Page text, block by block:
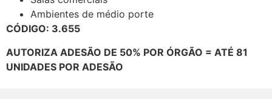
Ambientes de médio porte
CÓDIGO: 3.655
AUTORIZA ADESÃO DE 50% POR ÓRGÃO = ATÉ 81
UNIDADES POR ADESÃO